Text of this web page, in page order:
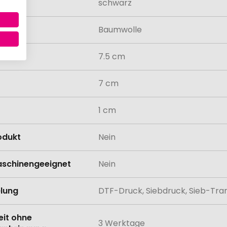
schwarz
Baumwolle
7.5 cm
7 cm
1 cm
Nein
Nein
DTF-Druck, Siebdruck, Sieb-
ohne
3 Werktage